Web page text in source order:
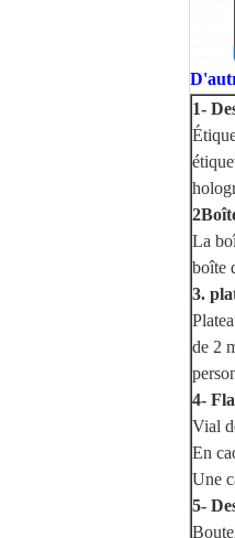
1-
La
boîte
3.
de 2
4-
Vial
En
Une
5-